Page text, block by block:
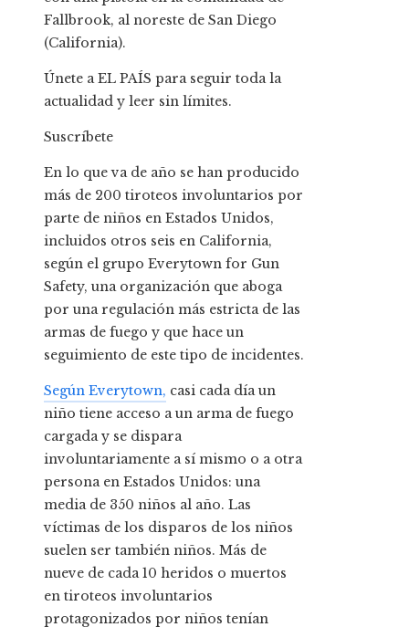
Fallbrook, al noreste de San Diego
(California).
Únete a EL PAÍS para seguir toda la
actualidad y leer sin límites.
Suscríbete
En lo que va de año se han producido
más de 200 tiroteos involuntarios por
parte de niños en Estados Unidos,
incluidos otros seis en California,
según el grupo Everytown for Gun
Safety, una organización que aboga
por una regulación más estricta de las
armas de fuego y que hace un
seguimiento de este tipo de incidentes.
Según Everytown, casi cada día un
niño tiene acceso a un arma de fuego
cargada y se dispara
involuntariamente a sí mismo o a otra
persona en Estados Unidos: una
media de 350 niños al año. Las
víctimas de los disparos de los niños
suelen ser también niños. Más de
nueve de cada 10 heridos o muertos
en tiroteos involuntarios
protagonizados por niños tenían